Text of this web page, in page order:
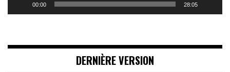
00:00 28:05
DERNIÈRE VERSION